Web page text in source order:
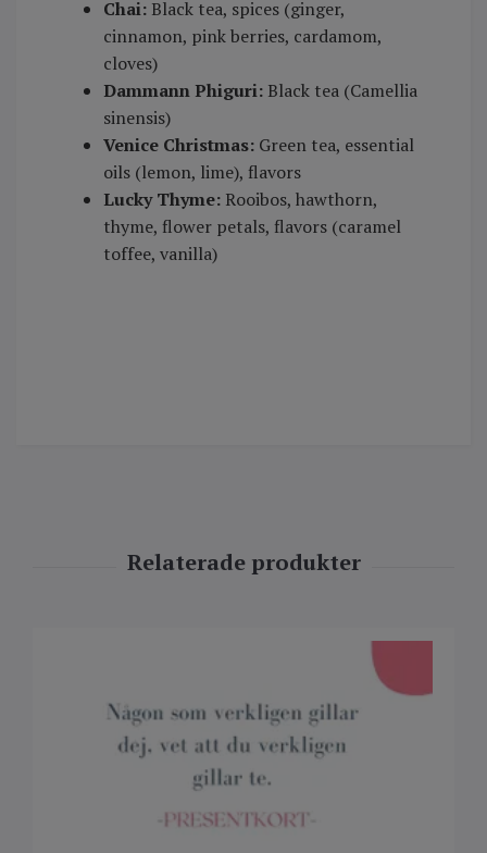
Chai: Black tea, spices (ginger,
cinnamon, pink berries, cardamom,
cloves)
Dammann Phiguri: Black tea (Camellia
sinensis)
Venice Christmas: Green tea, essential
oils (lemon, lime), flavors
Lucky Thyme: Rooibos, hawthorn,
thyme, flower petals, flavors (caramel
toffee, vanilla)